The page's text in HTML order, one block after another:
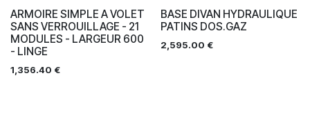
ARMOIRE SIMPLE A VOLET
SANS VERROUILLAGE - 21
MODULES - LARGEUR 600
- LINGE
1,356.40 €
BASE DIVAN HYDRAULIQUE
PATINS DOS.GAZ
2,595.00 €